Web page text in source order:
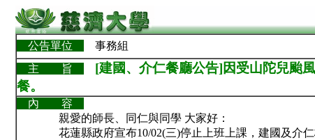
公告單位 事務組
主 旨
[建國、介仁餐廳公告]因受山陀兒颱
餐。
內 容
親愛的師長、同仁與同學 大家好：
花蓮縣政府宣布10/02(三)停止上班上課，建國及介